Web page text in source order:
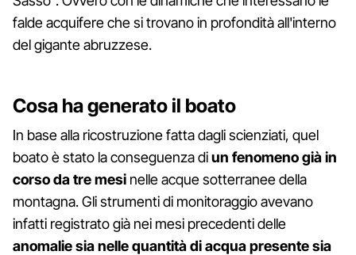
falde acquifere che si trovano in profondità all'interno
del gigante abruzzese.
Cosa ha generato il boato
In base alla ricostruzione fatta dagli scienziati, quel
boato è stato la conseguenza diun fenomeno già in
corso da tre mesi nelle acque sotterranee della
montagna. Gli strumenti di monitoraggio avevano
infatti registrato già nei mesi precedenti delle
anomalie sia nelle quantità di acqua presente sia